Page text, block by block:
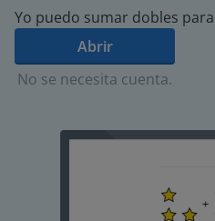
Yo puedo sumar dobles
Abrir
No se necesita cuenta.